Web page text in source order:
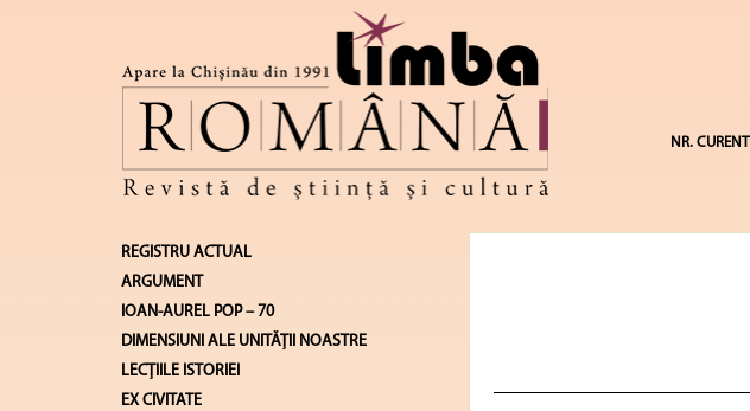
NR. CURENT
REGISTRU ACTUAL
ARGUMENT
IOAN-AUREL POP – 70
DIMENSIUNI ALE UNITĂŢII NOASTRE
LECŢIILE ISTORIEI
EX CIVITATE